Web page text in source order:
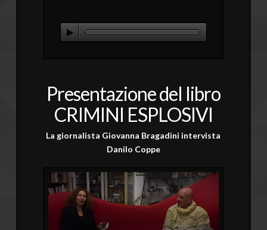
Presentazione del libro
CRIMINI ESPLOSIVI
La giornalista Giovanna Bragadini intervista
Danilo Coppe